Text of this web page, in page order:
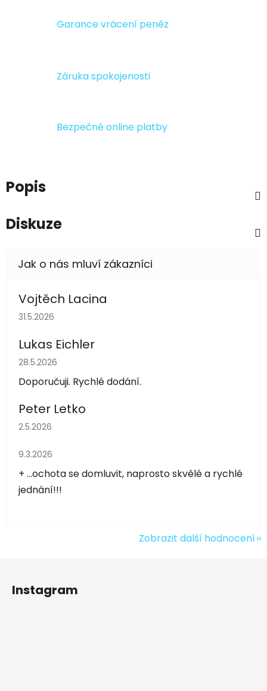
Garance vrácení peněz
Záruka spokojenosti
Bezpečné online platby
Popis
Diskuze
Vojtěch Lacina
Hodnocení obchodu je 5 z 5 hvězdiček.
31.5.2026
Lukas Eichler
Hodnocení obchodu je 5 z 5 hvězdiček.
28.5.2026
Doporučuji. Rychlé dodání.
Peter Letko
Hodnocení obchodu je 5 z 5 hvězdiček.
2.5.2026
Hodnocení obchodu je 5 z 5 hvězdiček.
9.3.2026
+ ...ochota se domluvit, naprosto skvělé a rychlé
jednání!!!
Zobrazit další hodnocení
Instagram